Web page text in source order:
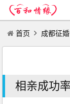
首页 成都征婚
相亲成功